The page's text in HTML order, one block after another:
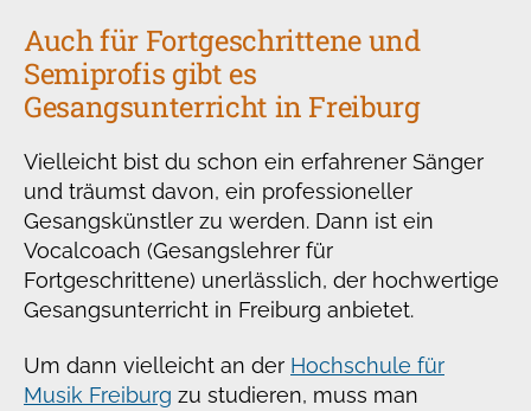
Auch für Fortgeschrittene und
Semiprofis gibt es
Gesangsunterricht in Freiburg
Vielleicht bist du schon ein erfahrener Sänger
und träumst davon, ein professioneller
Gesangskünstler zu werden. Dann ist ein
Vocalcoach (Gesangslehrer für
Fortgeschrittene) unerlässlich, der hochwertige
Gesangsunterricht in Freiburg anbietet.
Um dann vielleicht an der Hochschule für
Musik Freiburg zu studieren, muss man